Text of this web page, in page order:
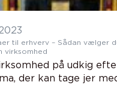
til erhverv – Sådan vælger
virksomhed
på udkig
der kan tage jer